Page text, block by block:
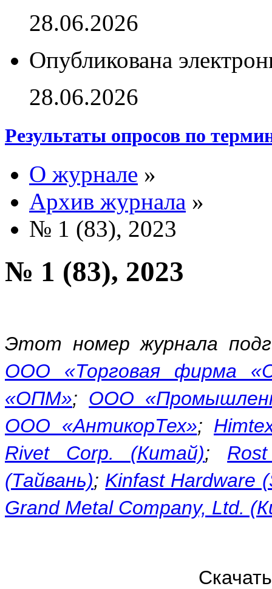
28.06.2026
Опубликована
28.06.2026
Результаты опросов по
О журнале »
Архив журнала »
№ 1 (83), 2023
№ 1 (83), 2023
Этот номер журнала
ООО «Торговая фирма
«ОПМ»; ООО
ООО «АнтикорТех»;
Rivet Corp. (Китай);
(Тайвань); Kinfast Hardware
Grand Metal Company, Ltd.